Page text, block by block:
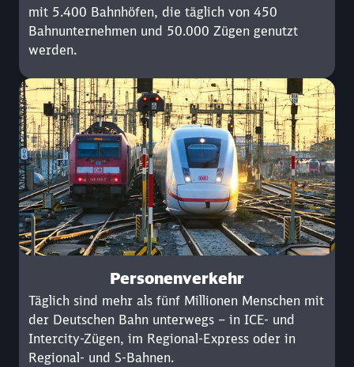
mit 5.400 Bahnhöfen, die täglich von 450
Bahnunternehmen und 50.000 Zügen genutzt
werden.
Personenverkehr
Täglich sind mehr als fünf Millionen Menschen mit
der Deutschen Bahn unterwegs – in ICE- und
Intercity-Zügen, im Regional-Express oder in
Regional- und S-Bahnen.